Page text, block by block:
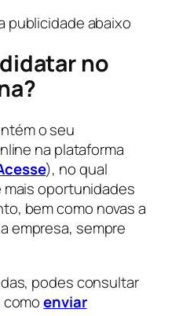
publicidade abaixo
no
o seu
na plataforma
), no qual
oportunidades
bem como novas a
empresa, sempre
podes consultar
comoenviar